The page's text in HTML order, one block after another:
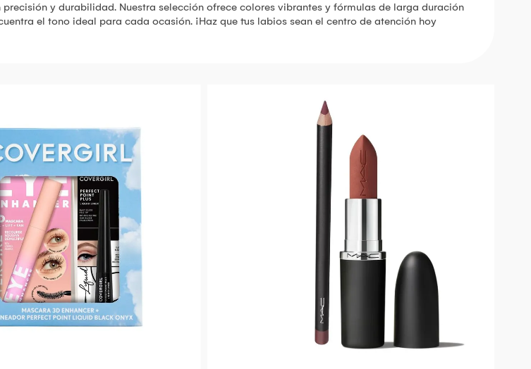
y durabilidad. Nuestra selección ofrece colores vibrantes y fórmulas de larga duración
el tono ideal para cada ocasión. ¡Haz que tus labios sean el centro de atención hoy